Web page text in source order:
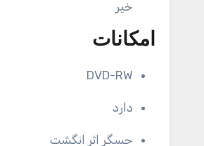
خیر
امکانات
DVD-RW
دارد
حسگر اثر انگشت